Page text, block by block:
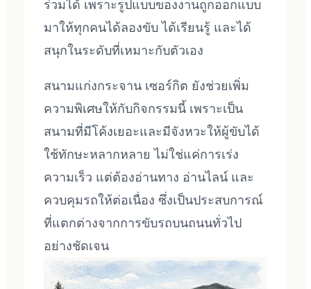
ร่วมได้ เพราะรูปแบบของงานถูกออกแบบ
มาให้ทุกคนได้ลองขับ ได้เรียนรู้ และได้
สนุกในระดับที่เหมาะกับตัวเอง
สนามแก่งกระจาน เซอร์กิต ยังช่วยเพิ่ม
ความพิเศษให้กับกิจกรรมนี้ เพราะเป็น
สนามที่มีโค้งเยอะและมีจังหวะให้ผู้ขับได้
ใช้ทักษะหลากหลาย ไม่ใช่แค่การเร่ง
ความเร็ว แต่ต้องอ่านทาง อ่านไลน์ และ
ควบคุมรถให้ต่อเนื่อง ซึ่งเป็นประสบการณ์
ที่แตกต่างจากการขับรถบนถนนทั่วไป
อย่างชัดเจน